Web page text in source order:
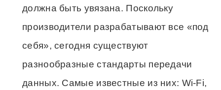
должна быть увязана. Поскольку
производители разрабатывают все «под
себя», сегодня существуют
разнообразные стандарты передачи
данных. Самые известные из них: Wi-Fi,